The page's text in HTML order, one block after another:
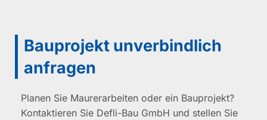
Bauprojekt unverbindlich
anfragen
Planen Sie Maurerarbeiten oder ein Bauprojekt?
Kontaktieren Sie Defli-Bau GmbH und stellen Sie